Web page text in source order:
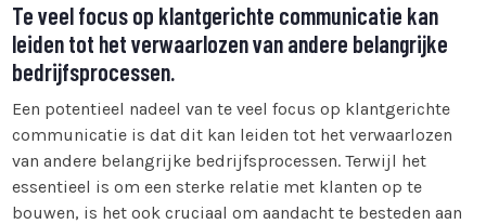
Te veel focus op klantgerichte communicatie kan
leiden tot het verwaarlozen van andere belangrijke
bedrijfsprocessen.
Een potentieel nadeel van te veel focus op klantgerichte
communicatie is dat dit kan leiden tot het verwaarlozen
van andere belangrijke bedrijfsprocessen. Terwijl het
essentieel is om een sterke relatie met klanten op te
bouwen, is het ook cruciaal om aandacht te besteden aan